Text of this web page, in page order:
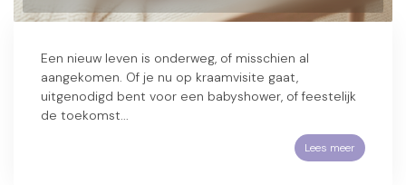
Een nieuw leven is onderweg, of misschien al
aangekomen. Of je nu op kraamvisite gaat,
uitgenodigd bent voor een babyshower, of feestelijk
de toekomst...
Lees meer